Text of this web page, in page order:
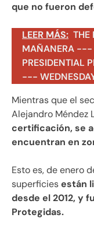
que no fueron
LEER MÁS: THE
MAÑANERA ---
PRESIDENTIAL
---
Mientras que el
Alejandro Méndez
certificación, se
encuentran en
Esto es, de enero
superficiesestán
desde el 2012, y
Protegidas.